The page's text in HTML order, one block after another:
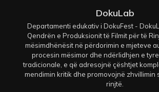
DokuLab
Departamenti edukativ i DokuFest -
Qendrën e Produksionit të Filmit për të
mësimdhënësit në përdorimin e mjeteve
procesin mësimor dhe ndërlidhjen e
tradicionale, e që adresojnë çështjet
mendimin kritik dhe promovojnë zhvillimin
rinjtë.